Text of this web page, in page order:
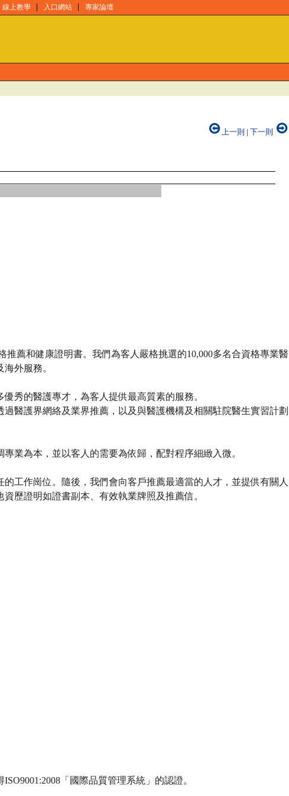
線上教學 入口網站 專家論壇
上一則 | 下一則
薦和健康證明書。我們為客人嚴格挑選的10,000多名合資格專業醫
外服務。
秀的醫護專才，為客人提供最高質素的服務。
醫護界網絡及業界推薦，以及與醫護機構及相關駐院醫生實習計劃
業為本，並以客人的需要為依歸，配對程序細緻入微。
工作崗位。隨後，我們會向客戶推薦最適當的人才，並提供有關人
歷證明如證書副本、有效執業牌照及推薦信。
「國際品質管理系統」的認證。